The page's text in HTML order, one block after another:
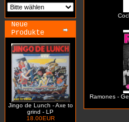
Neue
Produkte
Jingo de Lunch - Axe to
grind - LP
18.00EUR
Ramones -